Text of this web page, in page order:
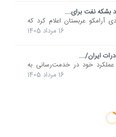
عربستان اعلام کرد که
16 مرداد 1405
ایران/...
عملکرد خود در خدمت‌رسانی به
16 مرداد 1405